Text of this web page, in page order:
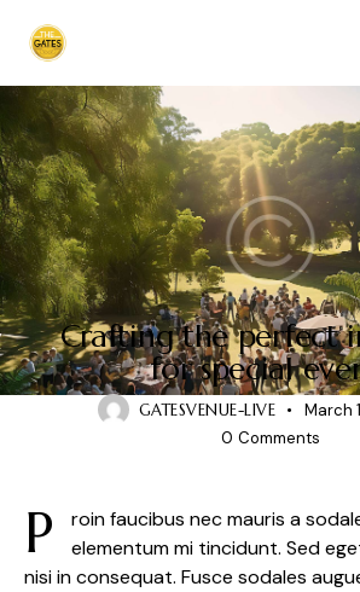
STANDARD
Crafting the perfect
for special
GATESVENUE-LIVE
March
0 Comments
P
roin faucibus nec mauris a
elementum mi tincidunt. Sed
nisi in consequat. Fusce sodales